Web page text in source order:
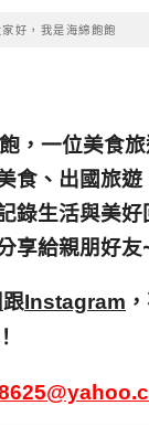
家好，我是海綿飽飽
，一位美食旅
食、出國旅遊
錄生活與美好
享給親朋好友
跟Instagram